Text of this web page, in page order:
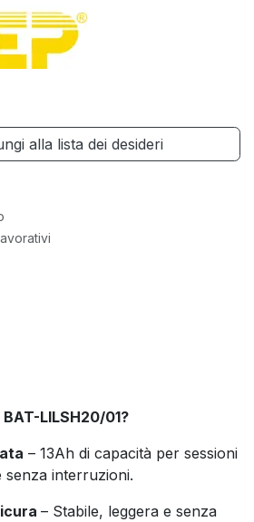
alla lista dei desideri
LILSH20/01?
– 13Ah di capacità per sessioni
senza interruzioni.
– Stabile, leggera e senza